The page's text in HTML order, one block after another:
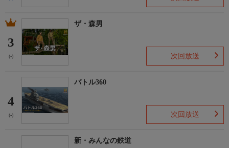
3
(-)
ザ・森男
次回放送
4
(-)
バトル360
次回放送
新・みんなの鉄道